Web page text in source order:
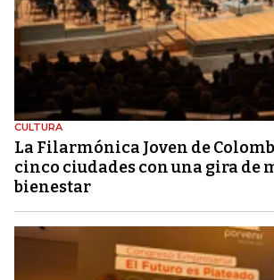
CULTURA
La Filarmónica Joven de
cinco ciudades con una gira de
bienestar